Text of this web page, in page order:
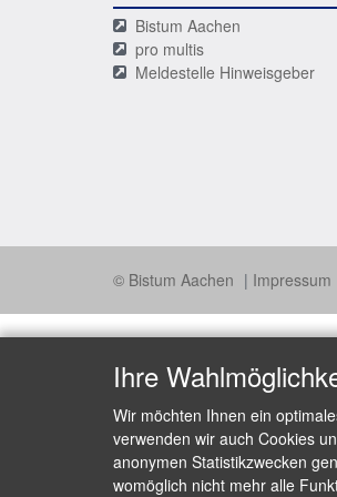
Bistum Aachen
pro multis
Meldestelle Hinweisgeber
© Bistum Aachen Impressum
Ihre
Wir möchten Ihnen ein
verwenden wir auch Cookies
anonymen Statistikzwecken
womöglich nicht mehr alle